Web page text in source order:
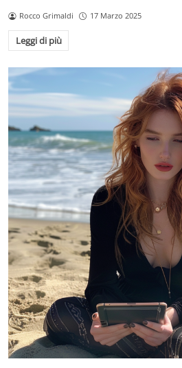
Rocco Grimaldi 17 Marzo 2025
Leggi di più